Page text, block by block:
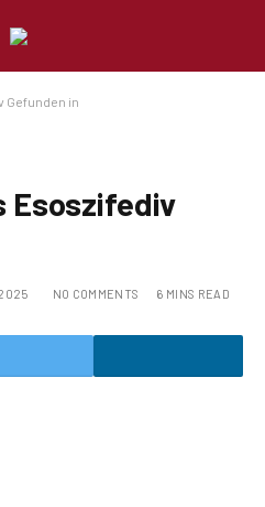
Gefunden in
Esoszifediv
NO COMMENTS 6 MINS READ